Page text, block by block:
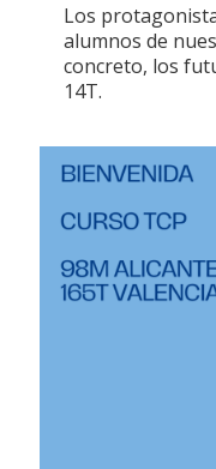
Los
alumnos de
concreto, los
14T.